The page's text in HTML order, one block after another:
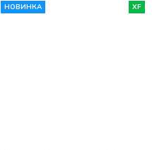
НОВИНКА XF